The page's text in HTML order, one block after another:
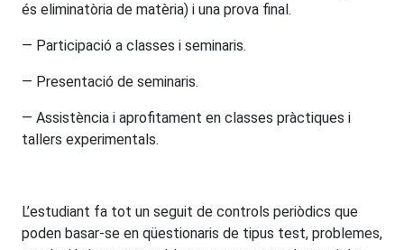
és eliminatòria de matèria) i una prova final.
— Participació a classes i seminaris.
— Presentació de seminaris.
— Assistència i aprofitament en classes pràctiques i
tallers experimentals.
L’estudiant fa tot un seguit de controls periòdics que
poden basar-se en qüestionaris de tipus test, problemes,